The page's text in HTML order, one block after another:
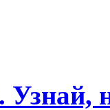
Узнай,